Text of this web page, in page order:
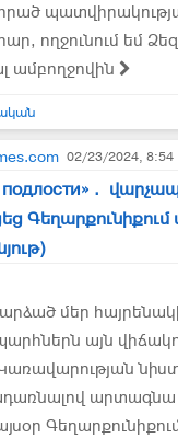
ողջունում եմ
ամբողջովին
02/23/2024, 8:54
подлости»․
մեր
այն
արտագնա